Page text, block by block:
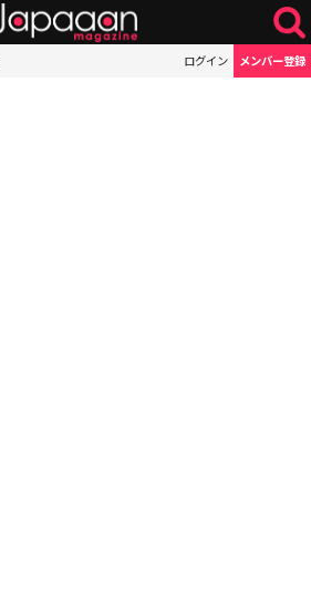
ログイン メンバー登録